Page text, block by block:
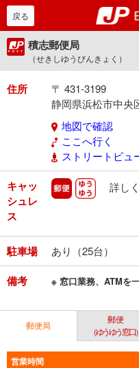
戻る
積志郵便局
（せきしゆうびんきょく）
住所
〒 431-3199
静岡県浜松市中央
地図で確認
ここへ行く
ストリートビュ
キャッ
シュレ
ス
郵便 ゆうゆう
詳し
駐車場 あり（25台）
備考 ※ 窓口業務、ATMを
郵便局
郵便
（ゆうゆう窓口）
営業時間